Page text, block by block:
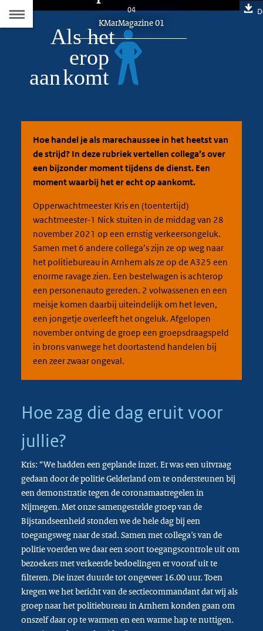
04
Dit
artikel
hoort
bij:
KMarMagazine 01
Hoe handel je als marechaussee in het heetst van
de strijd? In deze rubriek vertellen collega’s over
een bijzonder moment tijdens de dienst. Een
moment waarbij het er echt op aankomt.
Opperwachtmeester Kris en (toentertijd)
wachtmeester-1 Nick stuiten in de middag van 28
november 2021 op een ernstig verkeersongeluk.
Samen met 6 andere collega’s zijn ze op weg naar
het politiebureau in Arnhem als ze op de A325 een
enorme ravage zien. Een bestelwagen is achterop
een personenauto gereden. 2 volwassenen en een
meisje komen daarbij uiteindelijk om het leven,
een jongetje overleeft het ongeluk. Afgelopen
november ontving de groep een groepsdraagspeld
in brons vanwege het doortastend handelen bij
een zeer zwaar ongeval.
Hoe zag die dag eruit voor
jullie?
Kris: “We hadden een geplande inzet. Er was een uitvraag
gedaan door de politie Gelderland om te ondersteunen bij
een demonstratie tegen de coronamaatregelen in
Nijmegen. Met onze samengestelde groep van de
Bijstandseenheid stonden we de hele dag bij een
toegangsweg naar de stad. Samen met collega’s van de
politie voerden we daar een soort toegangscontrole uit om
bezoekers met verkeerde bedoelingen er vooraf uit te
filteren. Die inzet duurde tot ongeveer 16.00 uur. Toen
kregen we het bericht van de sectiecommandant dat wij als
groep naar het politiebureau in Arnhem konden gaan om
onszelf daar op te warmen en een warme hap te nuttigen.
Naar
Inhoudsopgave